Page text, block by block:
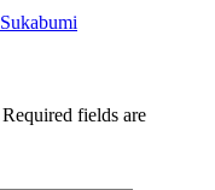
Required fields are